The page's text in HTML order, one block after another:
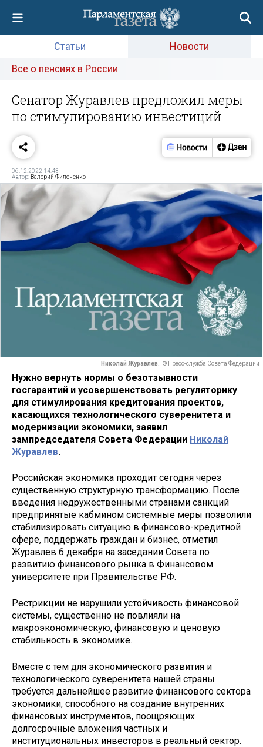
Статьи
Новости
Все о пенсиях в России
Сенатор Журавлев предложил меры
по стимулированию инвестиций
06.12.2022 14:43
Автор: Валерий Филоненко
Николай Журавлев. © Пресс-служба Совета Федерации
Нужно вернуть нормы о безотзывности
госгарантий и усовершенствовать регуляторику
для стимулирования кредитования проектов,
касающихся технологического суверенитета и
модернизации экономики, заявил
зампредседателя Совета Федерации Николай
Журавлев.
Российская экономика проходит сегодня через
существенную структурную трансформацию. После
введения недружественными странами санкций
предпринятые кабмином системные меры позволили
стабилизировать ситуацию в финансово-кредитной
сфере, поддержать граждан и бизнес, отметил
Журавлев 6 декабря на заседании Совета по
развитию финансового рынка в Финансовом
университете при Правительстве РФ.
Рестрикции не нарушили устойчивость финансовой
системы, существенно не повлияли на
макроэкономическую, финансовую и ценовую
стабильность в экономике.
Вместе с тем для экономического развития и
технологического суверенитета нашей страны
требуется дальнейшее развитие финансового сектора
экономики, способного на создание внутренних
финансовых инструментов, поощряющих
долгосрочные вложения частных и
институциональных инвесторов в реальный сектор.